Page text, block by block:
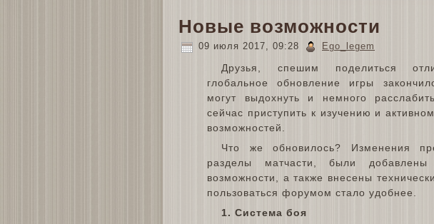
Новые возможности
09 июля 2017, 09:28 Ego_legem
Друзья, спешим поделиться
глобальное обновление игры
могут выдохнуть и немного
сейчас приступить к изучению и
возможностей.
Что же обновилось? Изменения
разделы матчасти, были
возможности, а также внесены
пользоваться форумом стало удобнее.
1. Система боя